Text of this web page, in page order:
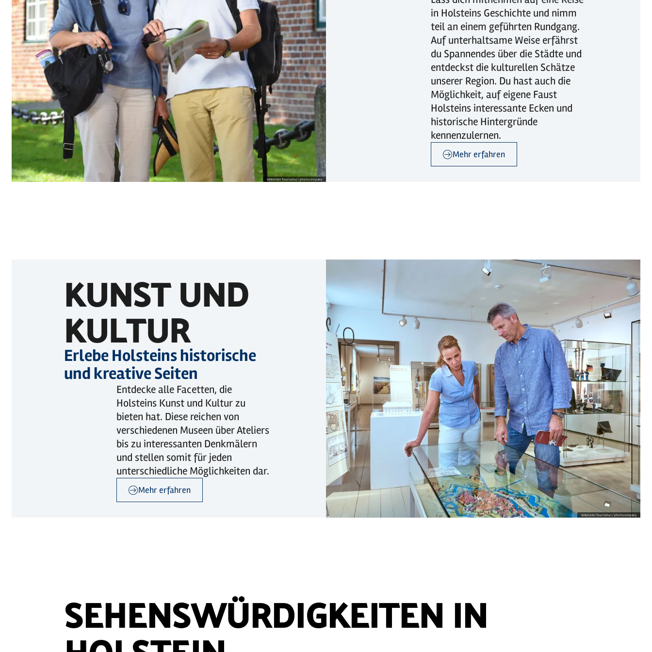
in Holsteins Geschichte und nimm
teil an einem geführten Rundgang.
Auf unterhaltsame Weise erfährst
du Spannendes über die Städte und
entdeckst die kulturellen Schätze
unserer Region. Du hast auch die
Möglichkeit, auf eigene Faust
Holsteins interessante Ecken und
historische Hintergründe
kennenzulernen.
Mehr erfahren
©Holstein Tourismus / photocompany
KUNST UND
KULTUR
Erlebe Holsteins historische
und kreative Seiten
Entdecke alle Facetten, die
Holsteins Kunst und Kultur zu
bieten hat. Diese reichen von
verschiedenen Museen über Ateliers
bis zu interessanten Denkmälern
und stellen somit für jeden
unterschiedliche Möglichkeiten dar.
Mehr erfahren
©Holstein Tourismus / photocompany
SEHENSWÜRDIGKEITEN IN